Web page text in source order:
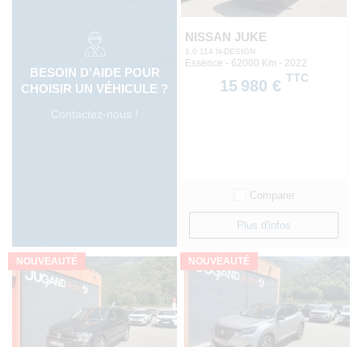
BESOIN D'AIDE POUR
CHOISIR UN VÉHICULE ?
Contactez-nous !
NISSAN JUKE
1.0 114 N-DESIGN
Essence - 62000 Km - 2022
15 980 € TTC
Comparer
Plus d'infos
NOUVEAUTÉ NOUVEAUTÉ